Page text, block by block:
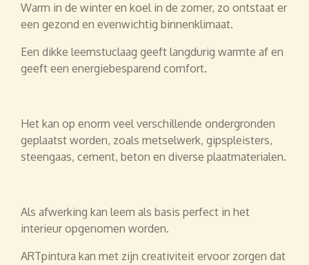
Warm in de winter en koel in de zomer, zo ontstaat er
een gezond en evenwichtig binnenklimaat.
Een dikke leemstuclaag geeft langdurig warmte af en
geeft een energiebesparend comfort.
Het kan op enorm veel verschillende ondergronden
geplaatst worden, zoals metselwerk, gipspleisters,
steengaas, cement, beton en diverse plaatmaterialen.
Als afwerking kan leem als basis perfect in het
interieur opgenomen worden.
ARTpintura kan met zijn creativiteit ervoor zorgen dat